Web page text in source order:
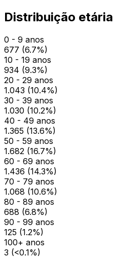
Distribuição etária
0 - 9 anos
677 (6.7%)
10 - 19 anos
934 (9.3%)
20 - 29 anos
1.043 (10.4%)
30 - 39 anos
1.030 (10.2%)
40 - 49 anos
1.365 (13.6%)
50 - 59 anos
1.682 (16.7%)
60 - 69 anos
1.436 (14.3%)
70 - 79 anos
1.068 (10.6%)
80 - 89 anos
688 (6.8%)
90 - 99 anos
125 (1.2%)
100+ anos
3 (<0.1%)